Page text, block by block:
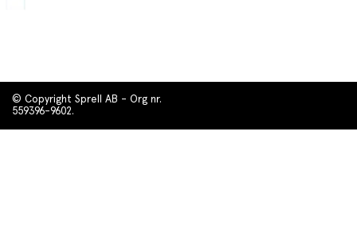
© Copyright Sprell AB - Org nr.
559396-9602.